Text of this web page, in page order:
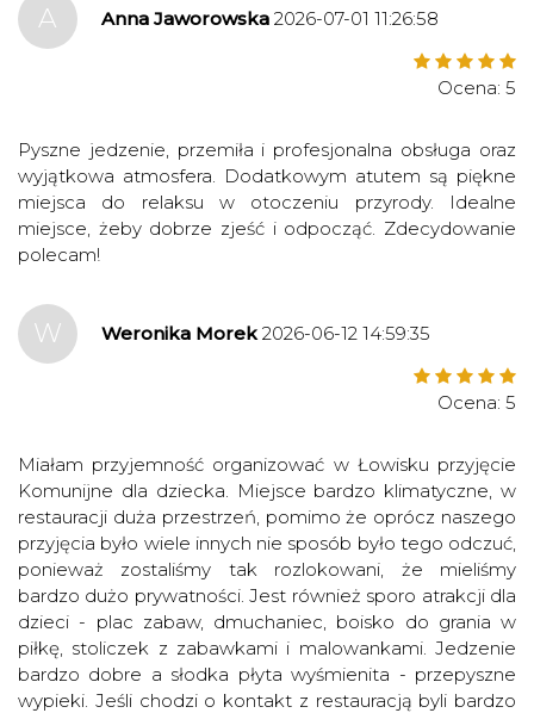
A Anna Jaworowska 2026-07-01 11:26:58
Ocena: 5
Pyszne jedzenie, przemiła i profesjonalna obsługa oraz
wyjątkowa atmosfera. Dodatkowym atutem są piękne
miejsca do relaksu w otoczeniu przyrody. Idealne
miejsce, żeby dobrze zjeść i odpocząć. Zdecydowanie
polecam!
W Weronika Morek 2026-06-12 14:59:35
Ocena: 5
Miałam przyjemność organizować w Łowisku przyjęcie
Komunijne dla dziecka. Miejsce bardzo klimatyczne, w
restauracji duża przestrzeń, pomimo że oprócz naszego
przyjęcia było wiele innych nie sposób było tego odczuć,
ponieważ zostaliśmy tak rozlokowani, że mieliśmy
bardzo dużo prywatności. Jest również sporo atrakcji dla
dzieci - plac zabaw, dmuchaniec, boisko do grania w
piłkę, stoliczek z zabawkami i malowankami. Jedzenie
bardzo dobre a słodka płyta wyśmienita - przepyszne
wypieki. Jeśli chodzi o kontakt z restauracją byli bardzo